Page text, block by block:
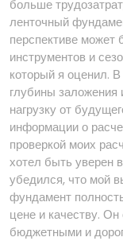
больше
ленточный
перспективе может
инструментов и
который я оценил.
глубины заложения
нагрузку от
информации о
проверкой моих
хотел быть уверен
убедился, что мой
фундамент
цене и качеству.
бюджетными и